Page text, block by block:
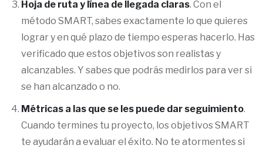
Hoja de ruta y línea de llegada claras. Con el
método SMART, sabes exactamente lo que quieres
lograr y en qué plazo de tiempo esperas hacerlo. Has
verificado que estos objetivos son realistas y
alcanzables. Y sabes que podrás medirlos para ver si
se han alcanzado o no.
Métricas a las que se les puede dar seguimiento.
Cuando termines tu proyecto, los objetivos SMART
te ayudarán a evaluar el éxito. No te atormentes si